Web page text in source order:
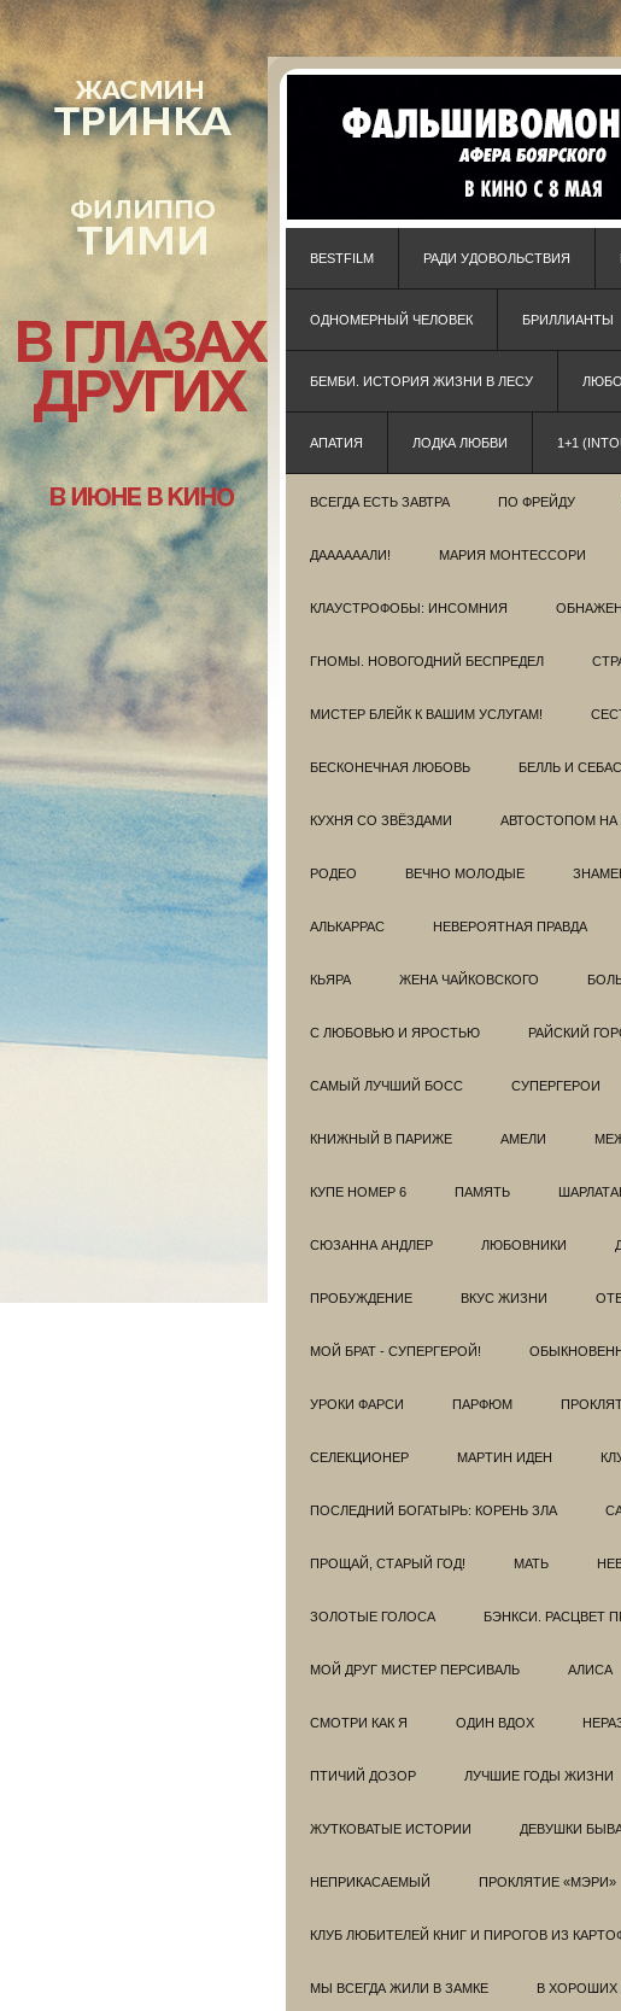
BESTFILM РАДИ УДОВОЛЬСТВИЯ
ОДНОМЕРНЫЙ ЧЕЛОВЕК БРИЛЛИАНТЫ
БЕМБИ. ИСТОРИЯ ЖИЗНИ В ЛЕСУ
АПАТИЯ ЛОДКА ЛЮБВИ 1+1
ВСЕГДА ЕСТЬ ЗАВТРА ПО ФРЕЙДУ
ДААААААЛИ! МАРИЯ МОНТЕССОРИ
КЛАУСТРОФОБЫ: ИНСОМНИЯ
ГНОМЫ. НОВОГОДНИЙ БЕСПРЕДЕЛ
МИСТЕР БЛЕЙК К ВАШИМ УСЛУГАМ!
БЕСКОНЕЧНАЯ ЛЮБОВЬ БЕЛЛЬ И
КУХНЯ СО ЗВЁЗДАМИ АВТОСТОПОМ НА
РОДЕО ВЕЧНО МОЛОДЫЕ
АЛЬКАРРАС НЕВЕРОЯТНАЯ ПРАВДА
КЬЯРА ЖЕНА ЧАЙКОВСКОГО
С ЛЮБОВЬЮ И ЯРОСТЬЮ РАЙСКИЙ
САМЫЙ ЛУЧШИЙ БОСС СУПЕРГЕРОИ
КНИЖНЫЙ В ПАРИЖЕ АМЕЛИ
КУПЕ НОМЕР 6 ПАМЯТЬ
СЮЗАННА АНДЛЕР ЛЮБОВНИКИ
ПРОБУЖДЕНИЕ ВКУС ЖИЗНИ
МОЙ БРАТ - СУПЕРГЕРОЙ!
УРОКИ ФАРСИ ПАРФЮМ
СЕЛЕКЦИОНЕР МАРТИН ИДЕН
ПОСЛЕДНИЙ БОГАТЫРЬ: КОРЕНЬ ЗЛА
ПРОЩАЙ, СТАРЫЙ ГОД! МАТЬ
ЗОЛОТЫЕ ГОЛОСА БЭНКСИ. РАСЦВЕТ
МОЙ ДРУГ МИСТЕР ПЕРСИВАЛЬ АЛИСА
СМОТРИ КАК Я ОДИН ВДОХ
ПТИЧИЙ ДОЗОР ЛУЧШИЕ ГОДЫ ЖИЗНИ
ЖУТКОВАТЫЕ ИСТОРИИ ДЕВУШКИ
НЕПРИКАСАЕМЫЙ ПРОКЛЯТИЕ «МЭРИ»
КЛУБ ЛЮБИТЕЛЕЙ КНИГ И ПИРОГОВ ИЗ
МЫ ВСЕГДА ЖИЛИ В ЗАМКЕ В ХОРОШИХ